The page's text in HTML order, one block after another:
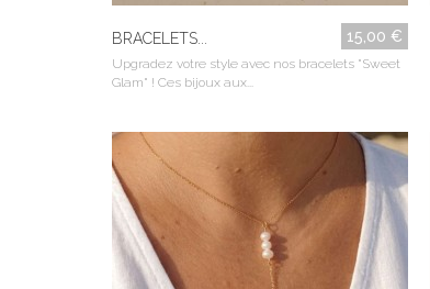
BRACELETS... 15,00 €
Upgradez votre style avec nos bracelets "Sweet
Glam" ! Ces bijoux aux...